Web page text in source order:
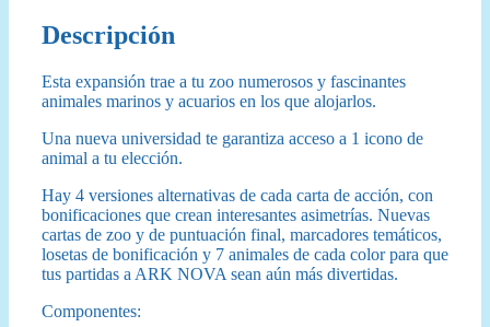
Descripción
Esta expansión trae a tu zoo numerosos y fascinantes
animales marinos y acuarios en los que alojarlos.
Una nueva universidad te garantiza acceso a 1 icono de
animal a tu elección.
Hay 4 versiones alternativas de cada carta de acción, con
bonificaciones que crean interesantes asimetrías. Nuevas
cartas de zoo y de puntuación final, marcadores temáticos,
losetas de bonificación y 7 animales de cada color para que
tus partidas a ARK NOVA sean aún más divertidas.
Componentes: